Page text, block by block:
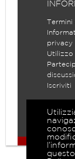
privacy
Utilizzo
Iscriviti